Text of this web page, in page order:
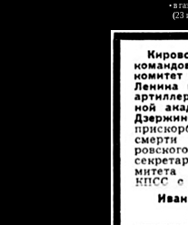
• в
(23